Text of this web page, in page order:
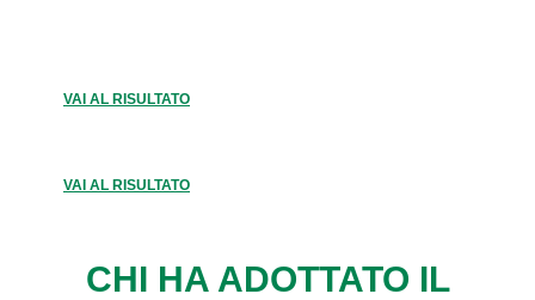
VAI AL RISULTATO
VAI AL RISULTATO
CHI HA ADOTTATO IL